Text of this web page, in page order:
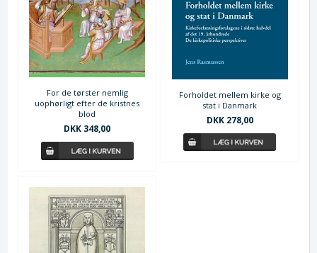
For de tørster nemlig
uophørligt efter de kristnes
blod
DKK 348,00
Forholdet mellem kirke og
stat i Danmark
DKK 278,00